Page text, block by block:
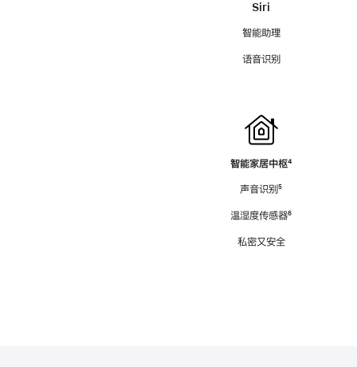
Siri
智能助理
语音识别
智能家居中枢脚
⁴
声音识别脚
⁵
温湿度传感器脚
⁶
私密又安全